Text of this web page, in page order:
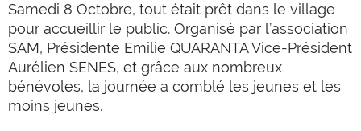
Samedi 8 Octobre, tout était prêt dans le village
pour accueillir le public. Organisé par l’association
SAM, Présidente Emilie QUARANTA Vice-Président
Aurélien SENES, et grâce aux nombreux
bénévoles, la journée a comblé les jeunes et les
moins jeunes.